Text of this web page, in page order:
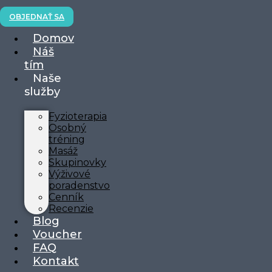
OBJEDNAŤ SA
Domov
Náš
tím
Naše
služby
Fyzioterapia
Osobný
tréning
Masáž
Skupinovky
Výživové
poradenstvo
Cenník
Recenzie
Blog
Voucher
FAQ
Kontakt